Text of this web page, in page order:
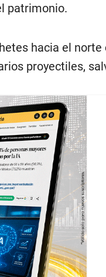
patrimonio.
hacia el norte
proyectiles,